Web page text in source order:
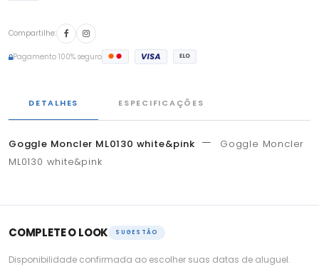
Compartilhe:
Pagamento 100% seguro
DETALHES ESPECIFICAÇÕES
Goggle Moncler ML0130 white&pink —
Goggle Moncler
ML0130 white&pink
COMPLETE O LOOK SUGESTÃO
Disponibilidade confirmada ao escolher suas datas de aluguel.